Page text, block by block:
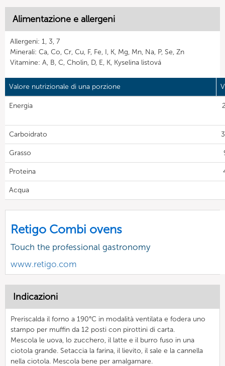
Alimentazione e allergeni
Allergeni: 1, 3, 7
Minerali: Ca, Co, Cr, Cu, F, Fe, I, K, Mg, Mn, Na, P, Se, Zn
Vitamine: A, B, C, Cholin, D, E, K, Kyselina listová
Valore nutrizionale di una porzione
Energia
Carboidrato
Grasso
Proteina
Acqua
Retigo Combi ovens
Touch the professional gastronomy
www.retigo.com
Indicazioni
Preriscalda il forno a 190°C in modalità ventilata e fodera uno
stampo per muffin da 12 posti con pirottini di carta.
Mescola le uova, lo zucchero, il latte e il burro fuso in una
ciotola grande. Setaccia la farina, il lievito, il sale e la cannella
nella ciotola. Mescola bene per amalgamare.